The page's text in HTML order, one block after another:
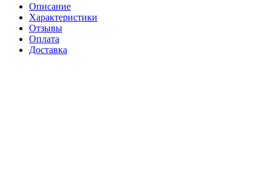
Описание
Характеристики
Отзывы
Оплата
Доставка